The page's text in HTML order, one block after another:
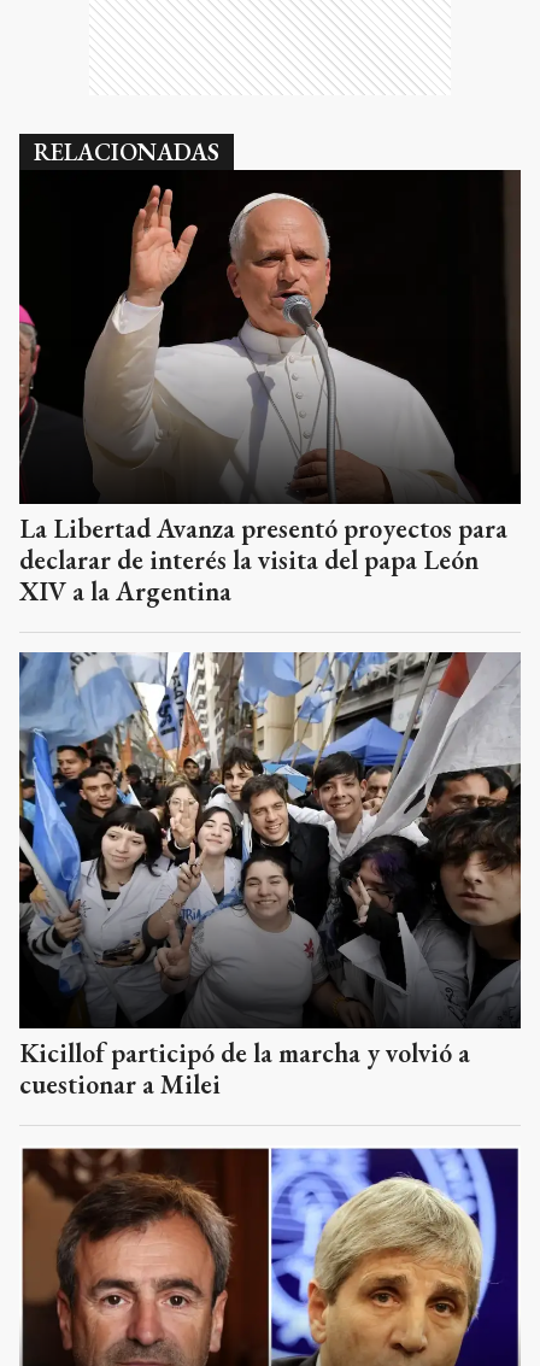
RELACIONADAS
La Libertad Avanza presentó proyectos para
declarar de interés la visita del papa León
XIV a la Argentina
Kicillof participó de la marcha y volvió a
cuestionar a Milei